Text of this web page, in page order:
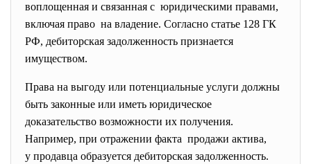
воплощенная и связанная с юридическими правами,
включая право на владение. Согласно статье 128 ГК
РФ, дебиторская задолженность признается
имуществом.
Права на выгоду или потенциальные услуги должны
быть законные или иметь юридическое
доказательство возможности их получения.
Например, при отражении факта продажи актива,
у продавца образуется дебиторская задолженность.